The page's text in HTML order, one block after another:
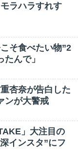
ラハラすれす
そ食べたい物”2
んで」
杏奈が告白した
ンが大警戒
」大注目の
インスタ”にフ